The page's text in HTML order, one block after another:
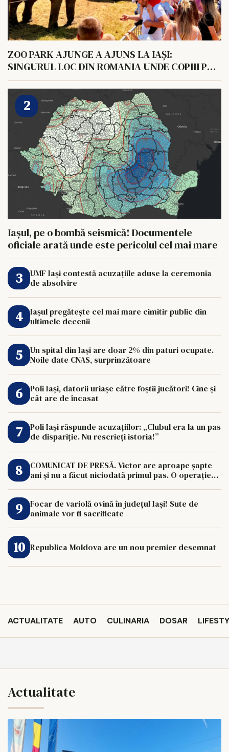
ZOO PARK AJUNGE A AJUNS LA IAȘI:
SINGURUL LOC DIN ROMANIA UNDE COPIII POT
HRANI UN ELEFANT
Iașul, pe o bombă seismică! Documentele
oficiale arată unde este pericolul cel mai mare
UMF Iași contestă acuzațiile aduse la ceremonia
de absolvire
Iașul pregătește cel mai mare cimitir public din
ultimele decenii
Un spital din Iași are doar 2% din paturi ocupate.
Noile date CNAS, surprinzătoare
Poli Iași, datorii uriașe către foștii jucători! Cine și
cât are de încasat
Poli Iași răspunde acuzațiilor: „Clubul era la un pas
de dispariție. Nu rescrieți istoria!”
COMUNICAT DE PRESĂ. Victor are aproape șapte
ani și nu a făcut niciodată primul pas. O operație
Focar de variolă ovină în județul Iași! Sute de
animale vor fi sacrificate
Republica Moldova are un nou premier desemnat
ACTUALITATE AUTO CULINARIA DOSAR
Actualitate